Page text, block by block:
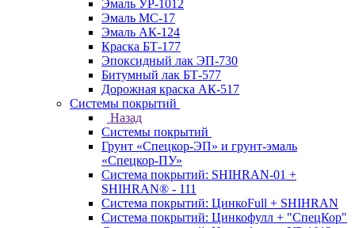
Эмаль УР-1012
Эмаль МС-17
Эмаль АК-124
Краска БТ-177
Эпоксидный лак ЭП-730
Битумный лак БТ-577
Дорожная краска АК-517
Системы покрытий
Назад
Системы покрытий
Грунт «Спецкор-ЭП» и грунт-эмаль
«Спецкор-ПУ»
Система покрытий: SHIHRAN-01 +
SHIHRAN® - 111
Система покрытий: ЦинкоFull + SHIHRAN
Система покрытий: Цинкофулл + "СпецКор"